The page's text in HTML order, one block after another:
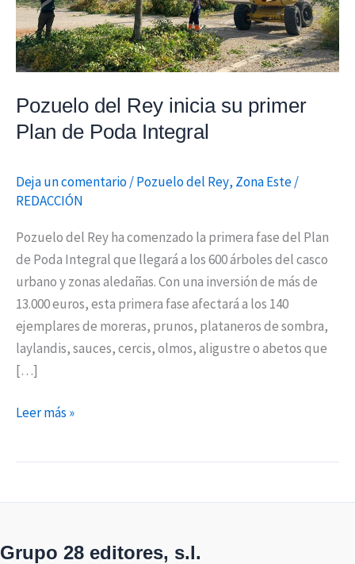
Pozuelo del Rey inicia su primer
Plan de Poda Integral
Deja un comentario/Pozuelo del Rey, Zona Este/
REDACCIÓN
Pozuelo del Rey ha comenzado la primera fase del Plan
de Poda Integral que llegará a los 600 árboles del casco
urbano y zonas aledañas. Con una inversión de más de
13.000 euros, esta primera fase afectará a los 140
ejemplares de moreras, prunos, plataneros de sombra,
laylandis, sauces, cercis, olmos, aligustre o abetos que
[…]
Poda
Integral
Leer más »
Grupo 28 editores, s.l.